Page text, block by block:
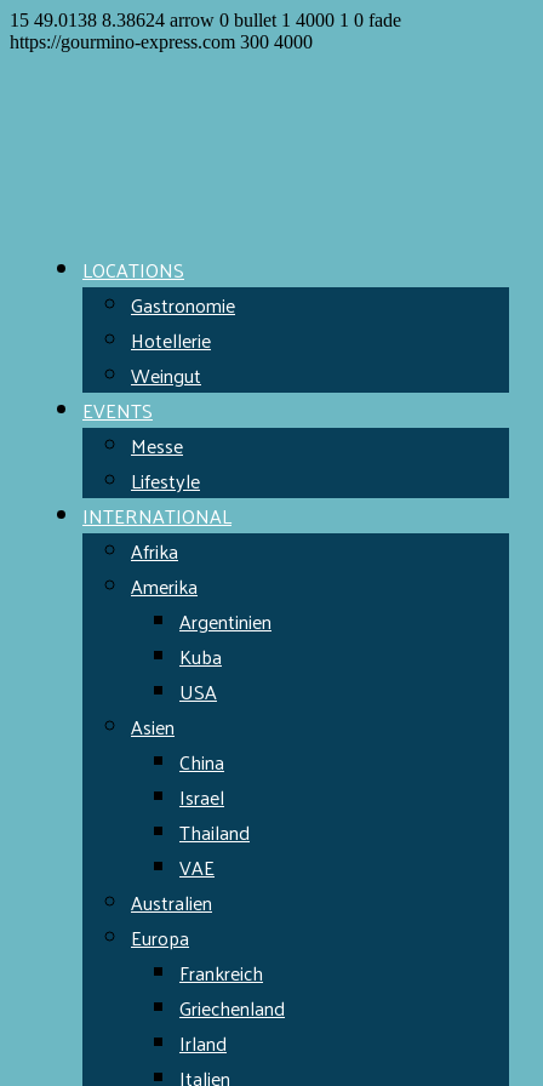
15 49.0138 8.38624 arrow 0 bullet 1 4000 1 0 fade
https://gourmino-express.com 300 4000
LOCATIONS
Gastronomie
Hotellerie
Weingut
EVENTS
Messe
Lifestyle
INTERNATIONAL
Afrika
Amerika
Argentinien
Kuba
USA
Asien
China
Israel
Thailand
VAE
Australien
Europa
Frankreich
Griechenland
Irland
Italien